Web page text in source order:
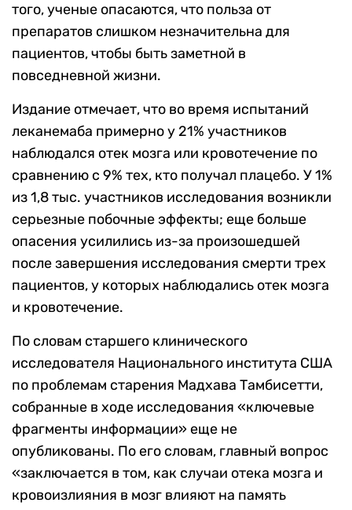
того, ученые опасаются, что польза от
препаратов слишком незначительна для
пациентов, чтобы быть заметной в
повседневной жизни.
Издание отмечает, что во время испытаний
леканемаба примерно у 21% участников
наблюдался отек мозга или кровотечение по
сравнению с 9% тех, кто получал плацебо. У 1%
из 1,8 тыс. участников исследования возникли
серьезные побочные эффекты; еще больше
опасения усилились из-за произошедшей
после завершения исследования смерти трех
пациентов, у которых наблюдались отек мозга
и кровотечение.
По словам старшего клинического
исследователя Национального института США
по проблемам старения Мадхава Тамбисетти,
собранные в ходе исследования «ключевые
фрагменты информации» еще не
опубликованы. По его словам, главный вопрос
«заключается в том, как случаи отека мозга и
кровоизлияния в мозг влияют на память